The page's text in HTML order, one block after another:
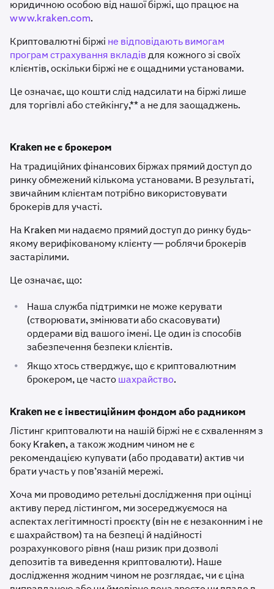
юридичною особою від нашої біржі, що працює на
www.kraken.com.
Криптовалютні біржі не відповідають вимогам
програм страхування вкладівдля кожного зі своїх
клієнтів, оскільки біржі не є ощадними установами.
Це означає, що кошти слід надсилати на біржі лише
для торгівлі або стейкінгу,** а не для заощаджень.
Kraken не є брокером
На традиційних фінансових біржах прямий доступ до
ринку обмежений кількома установами. В результаті,
звичайним клієнтам потрібно використовувати
брокерів для участі.
На Kraken ми надаємо прямий доступ до ринку будь-
якому верифікованому клієнту — роблячи брокерів
застарілими.
Це означає, що:
•
Наша служба підтримки не може керувати
(створювати, змінювати або скасовувати)
ордерами від вашого імені. Це один із способів
забезпечення безпеки клієнтів.
•
Якщо хтось стверджує, що є криптовалютним
брокером, це частошахрайство.
Kraken не є інвестиційним фондом або радником
Лістинг криптовалюти на нашій біржі не є схваленням з
боку Kraken, а також жодним чином не є
рекомендацією купувати (або продавати) актив чи
брати участь у пов’язаній мережі.
Хоча ми проводимо ретельні дослідження при оцінці
активу перед лістингом, ми зосереджуємося на
аспектах легітимності проєкту (він не є незаконним і не
є шахрайством) та на безпеці й надійності
розрахункового рівня (наш ризик при дозволі
депозитів та виведення криптовалюти). Наше
дослідження жодним чином не розглядає, чи є ціна